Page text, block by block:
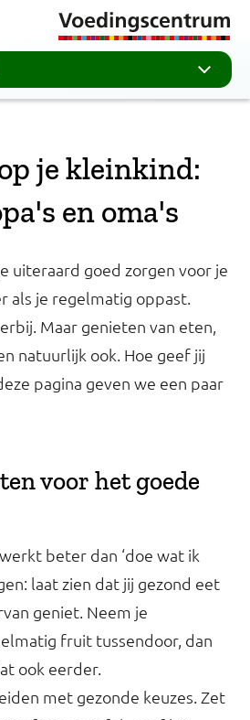
je kleinkind:
en oma's
uiteraard goed zorgen voor je
als je regelmatig oppast.
Maar genieten van eten,
natuurlijk ook. Hoe geef jij
pagina geven we een paar
voor het goede
werkt beter dan ‘doe wat ik
laat zien dat jij gezond eet
geniet. Neem je
fruit tussendoor, dan
ook eerder.
met gezonde keuzes. Zet